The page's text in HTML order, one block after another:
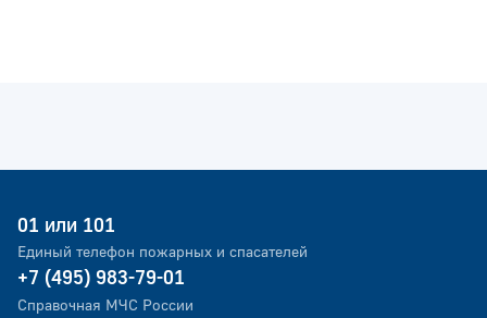
01 или 101
Единый телефон пожарных и спасателей
+7 (495) 983-79-01
Справочная МЧС России